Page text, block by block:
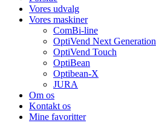
Vores udvalg
Vores maskiner
ComBi-line
OptiVend Next Generation
OptiVend Touch
OptiBean
Optibean-X
JURA
Om os
Kontakt os
Mine favoritter